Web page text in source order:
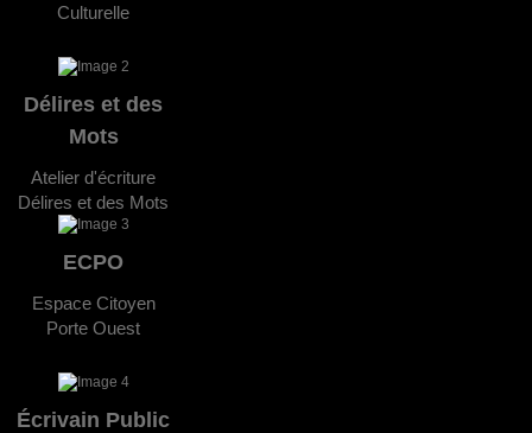
Culturelle
Délires et des
Mots
Atelier d'écriture
Délires et des Mots
ECPO
Espace Citoyen
Porte Ouest
Écrivain Public